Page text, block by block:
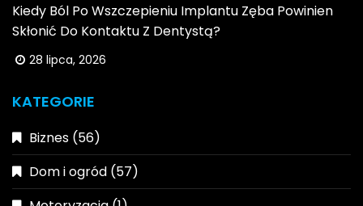
Kiedy Ból Po Wszczepieniu Implantu Zęba Powinien
Skłonić Do Kontaktu Z Dentystą?
28 lipca, 2026
KATEGORIE
Biznes (56)
Dom i ogród (57)